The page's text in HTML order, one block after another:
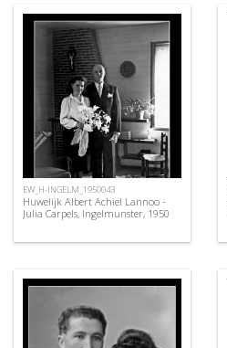
EW_H-INGELM_1950043
Huwelijk Albert Achiel Lannoo -
Julia Carpels, Ingelmunster, 1950